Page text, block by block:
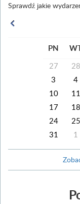
Sprawdź jakie
PN
27 28
3
4
10 11
17
18
24
25
31
1